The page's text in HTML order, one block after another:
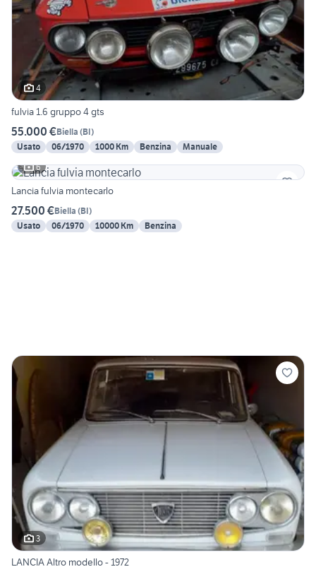
4
fulvia 1.6 gruppo 4 gts
55.000 €Biella (BI)
Usato
06/1970 1000 Km Benzina
Manuale
6
Lancia fulvia montecarlo
27.500 €Biella (BI)
Usato
06/1970 10000 Km Benzina
3
LANCIA Altro modello - 1972